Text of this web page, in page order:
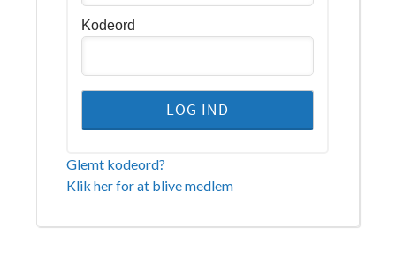
Kodeord
Glemt kodeord?
Klik her for at blive medlem